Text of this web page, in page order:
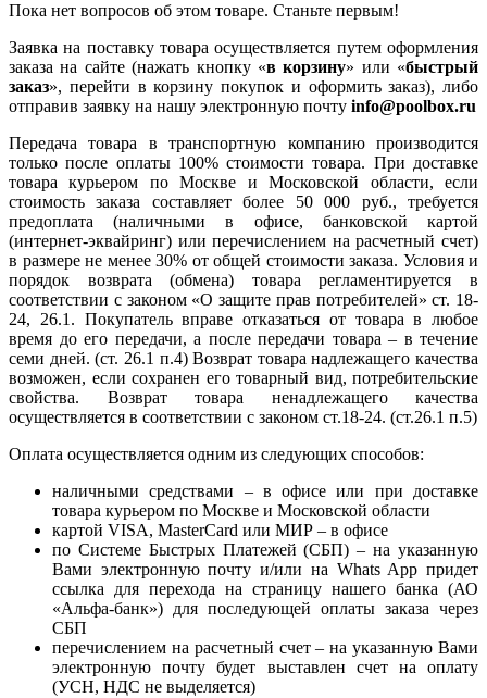
Пока нет вопросов об этом товаре. Станьте первым!
Заявка на поставку товара осуществляется путем оформления
заказа на сайте (нажать кнопку «в корзину» или «быстрый
заказ», перейти в корзину покупок и оформить заказ), либо
отправив заявку на нашу электронную почту info@poolbox.ru
Передача товара в транспортную компанию производится
только после оплаты 100% стоимости товара. При доставке
товара курьером по Москве и Московской области, если
стоимость заказа составляет более 50 000 руб., требуется
предоплата (наличными в офисе, банковской картой
(интернет-эквайринг) или перечислением на расчетный счет)
в размере не менее 30% от общей стоимости заказа. Условия и
порядок возврата (обмена) товара регламентируется в
соответствии с законом «О защите прав потребителей» ст. 18-
24, 26.1. Покупатель вправе отказаться от товара в любое
время до его передачи, а после передачи товара – в течение
семи дней. (ст. 26.1 п.4) Возврат товара надлежащего качества
возможен, если сохранен его товарный вид, потребительские
свойства. Возврат товара ненадлежащего качества
осуществляется в соответствии с законом ст.18-24. (ст.26.1 п.5)
Оплата осуществляется одним из следующих способов:
наличными средствами – в офисе или при доставке
товара курьером по Москве и Московской области
картой VISA, MasterCard или МИР – в офисе
по Системе Быстрых Платежей (СБП) – на указанную
Вами электронную почту и/или на Whats App придет
ссылка для перехода на страницу нашего банка (АО
«Альфа-банк») для последующей оплаты заказа через
СБП
перечислением на расчетный счет – на указанную Вами
электронную почту будет выставлен счет на оплату
(УСН, НДС не выделяется)